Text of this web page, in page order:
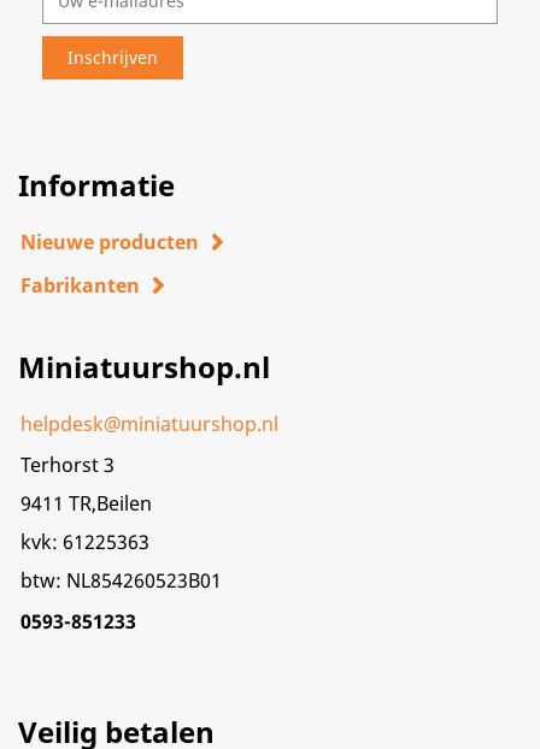
Informatie
Nieuwe producten
Fabrikanten
Miniatuurshop.nl
helpdesk@miniatuurshop.nl
Terhorst 3
9411 TR,Beilen
kvk: 61225363
btw: NL854260523B01
0593-851233
Veilig betalen